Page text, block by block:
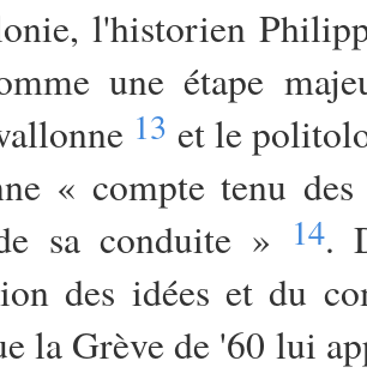
l'historien
une étape
13 et le
« compte tenu
sa conduite » 14.
des idées et du
la Grève de '60 lui